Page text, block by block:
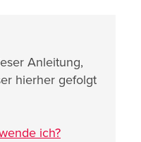
Anleitung,
hierher gefolgt
ich?